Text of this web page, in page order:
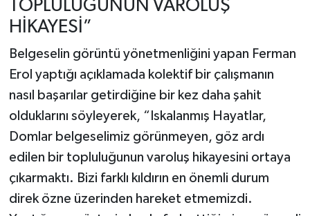
TOPLULUĞUNUN VAROLUŞ
HİKAYESİ”
Belgeselin görüntü yönetmenliğini yapan Ferman
Erol yaptığı açıklamada kolektif bir çalışmanın
nasıl başarılar getirdiğine bir kez daha şahit
olduklarını söyleyerek, “Iskalanmış Hayatlar,
Domlar belgeselimiz görünmeyen, göz ardı
edilen bir topluluğunun varoluş hikayesini ortaya
çıkarmaktı. Bizi farklı kıldırın en önemli durum
direk özne üzerinden hareket etmemizdi.